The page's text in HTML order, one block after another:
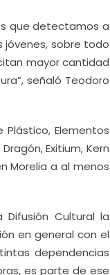
que detectamos a
jóvenes, sobre todo
mayor cantidad
señaló Teodoro
Plástico, Elementos
Exitium, Kern
Morelia a al menos
Cultural la
en general con el
dependencias
es parte de ese